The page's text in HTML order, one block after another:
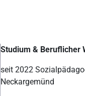
Studium & Beruflicher
seit 2022
Neckargemünd